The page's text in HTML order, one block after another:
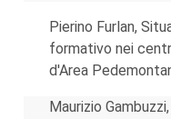
Pierino Furlan,
formativo nei
d'Area
Maurizio